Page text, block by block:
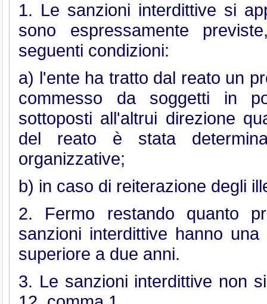
1. Le sanzioni interdittive si
sono espressamente
seguenti condizioni:
a) l'ente ha tratto dal reato un
commesso da soggetti in
sottoposti all'altrui direzione
del reato è stata
organizzative;
b) in caso di reiterazione degli
2. Fermo restando quanto
sanzioni interdittive hanno
superiore a due anni.
3. Le sanzioni interdittive non